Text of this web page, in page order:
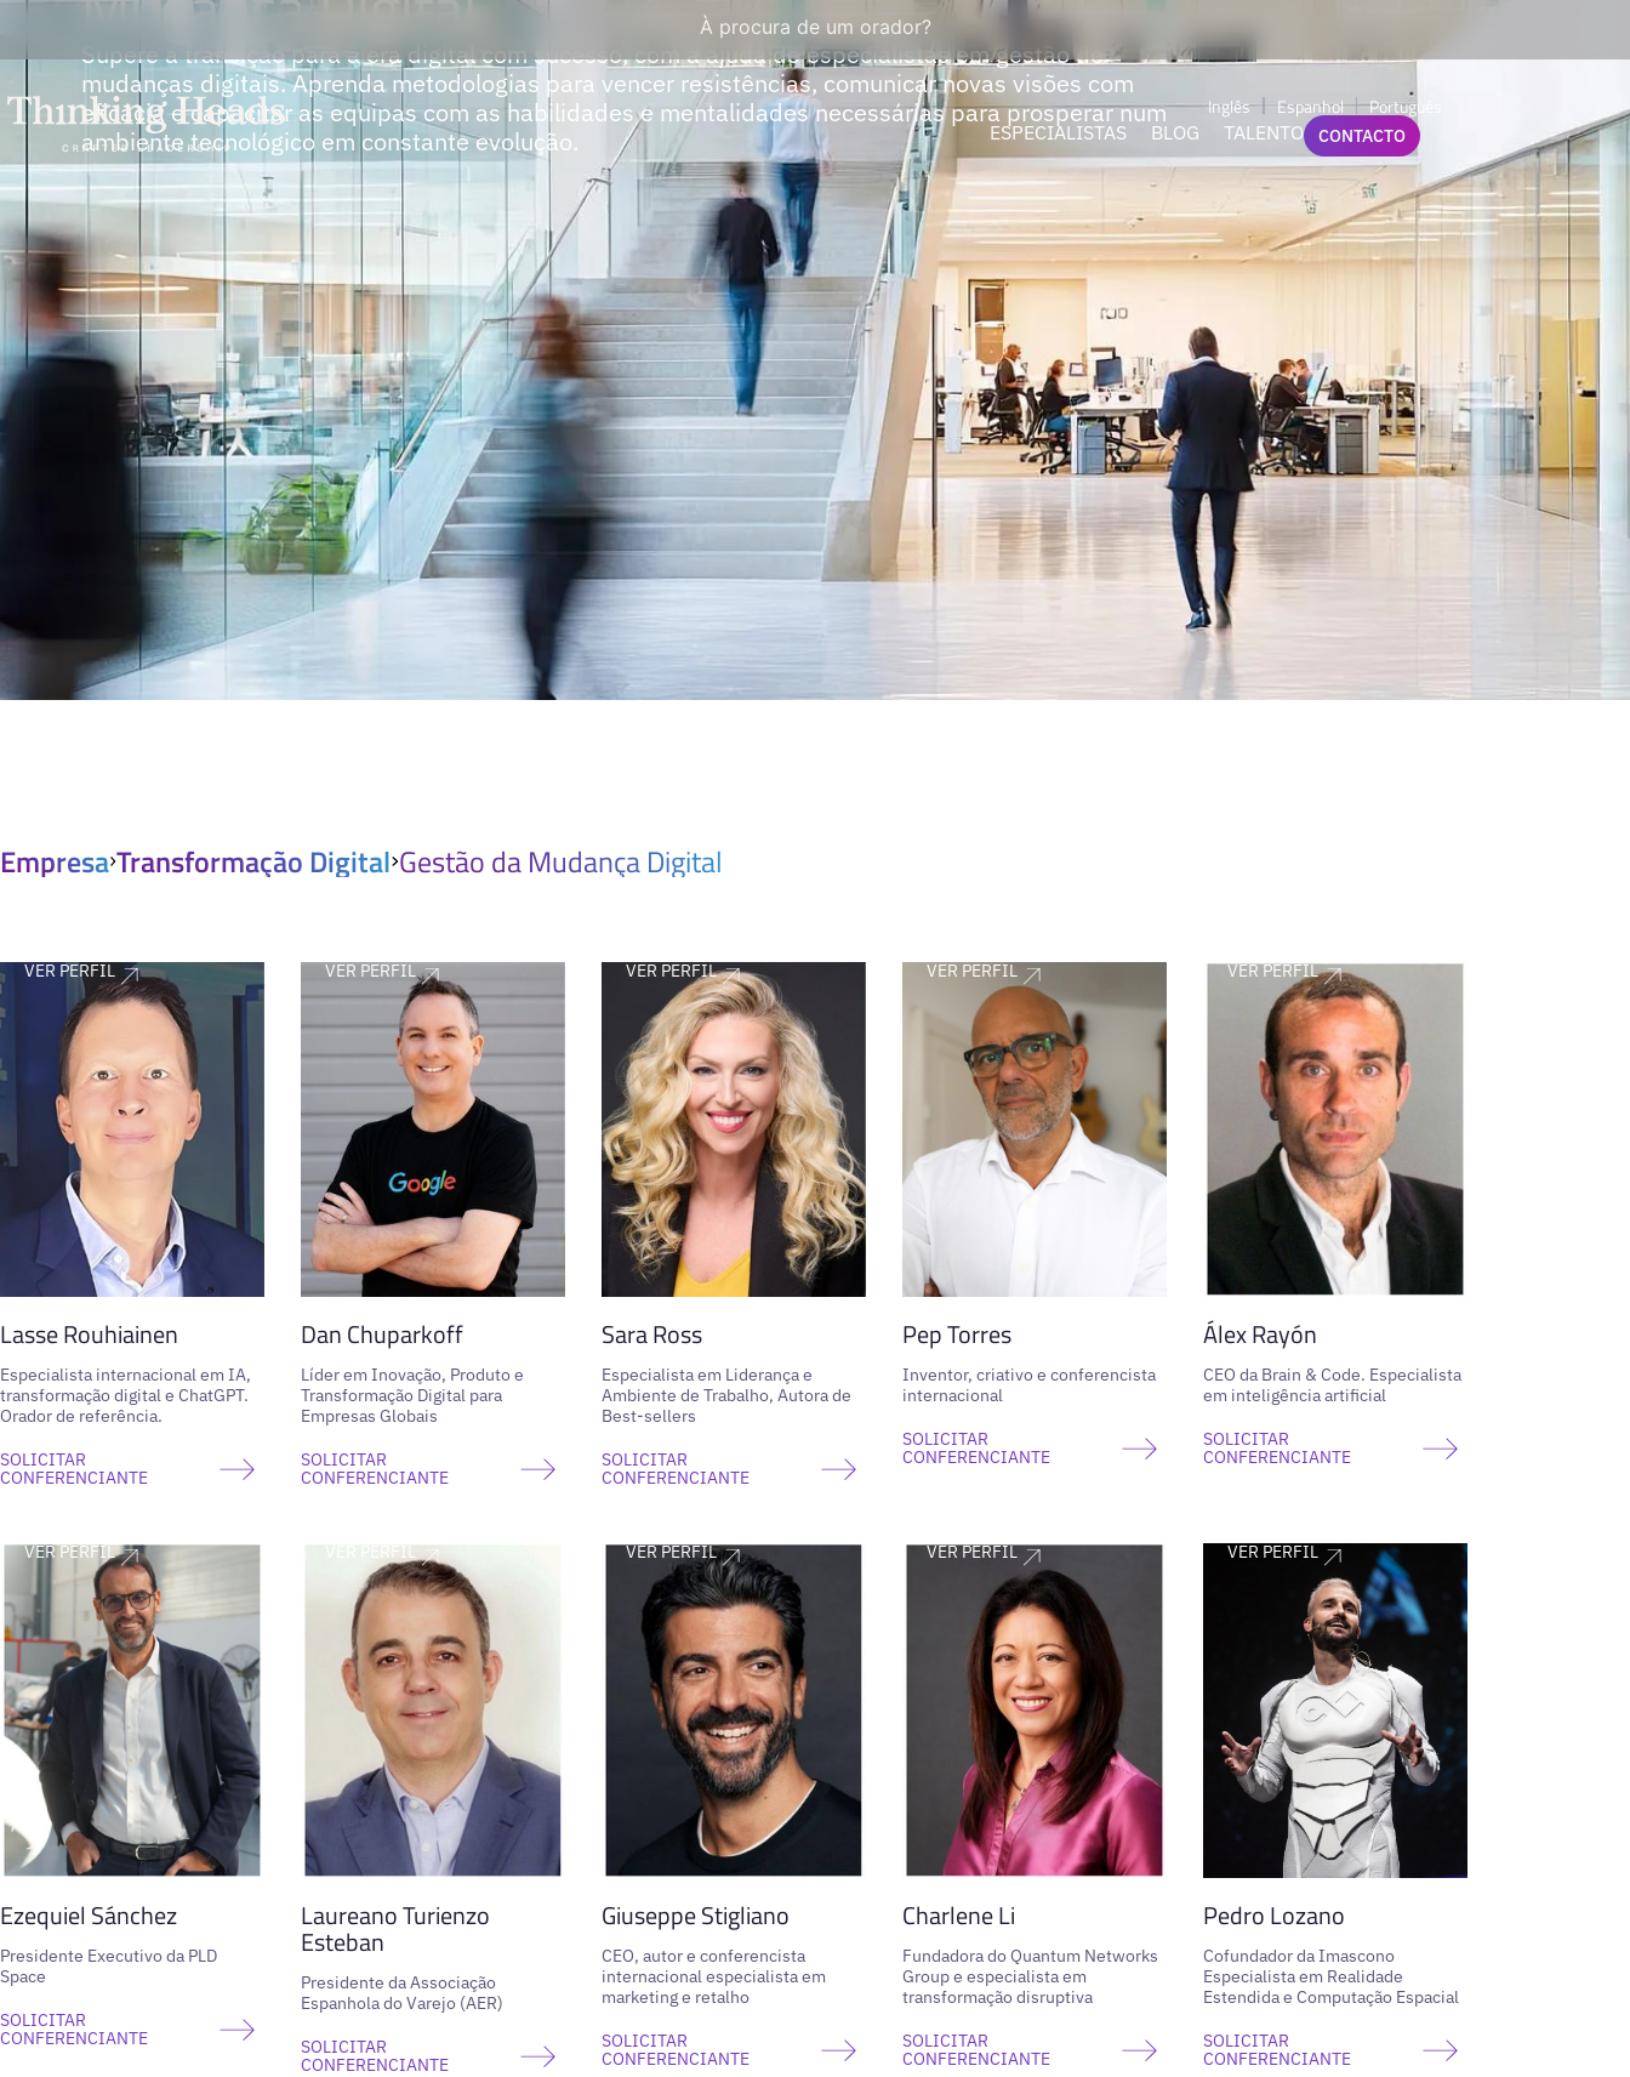
À procura de um orador?
ESPECIALISTAS BLOG TALENTO
Inglês Espanhol Português
CONTACTO
Supere a transição para a era digital com sucesso, com a ajuda de especialistas em gestão de
mudanças digitais. Aprenda metodologias para vencer resistências, comunicar novas visões com
eficácia e capacitar as equipas com as habilidades e mentalidades necessárias para prosperar num
ambiente tecnológico em constante evolução.
EmpresaTransformação Digital Gestão da Mudança Digital
VER PERFIL
Lasse Rouhiainen
Especialista internacional em IA,
transformação digital e ChatGPT.
Orador de referência.
SOLICITAR
CONFERENCIANTE
VER PERFIL
Dan Chuparkoff
Líder em Inovação, Produto e
Transformação Digital para
Empresas Globais
SOLICITAR
CONFERENCIANTE
VER PERFIL
Sara Ross
Especialista em Liderança e
Ambiente de Trabalho, Autora de
Best-sellers
SOLICITAR
CONFERENCIANTE
VER PERFIL
Pep Torres
Inventor, criativo e conferencista
internacional
SOLICITAR
CONFERENCIANTE
VER PERFIL
Álex Rayón
CEO da Brain & Code. Especialista
em inteligência artificial
SOLICITAR
CONFERENCIANTE
VER PERFIL
Ezequiel Sánchez
Presidente Executivo da PLD
Space
SOLICITAR
CONFERENCIANTE
VER PERFIL
Laureano Turienzo
Esteban
Presidente da Associação
Espanhola do Varejo (AER)
SOLICITAR
CONFERENCIANTE
VER PERFIL
Giuseppe Stigliano
CEO, autor e conferencista
internacional especialista em
marketing e retalho
SOLICITAR
CONFERENCIANTE
VER PERFIL
Charlene Li
Fundadora do Quantum Networks
Group e especialista em
transformação disruptiva
SOLICITAR
CONFERENCIANTE
VER PERFIL
Pedro Lozano
Cofundador da Imascono
Especialista em Realidade
Estendida e Computação Espacial
SOLICITAR
CONFERENCIANTE